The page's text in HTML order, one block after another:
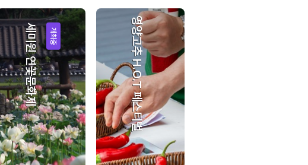
개최중
세미원 연꽃문화제 영양고추 H.O.T 페스티벌